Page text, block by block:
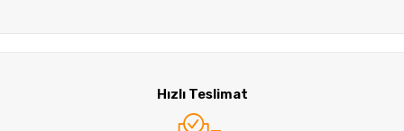
Hızlı Teslimat